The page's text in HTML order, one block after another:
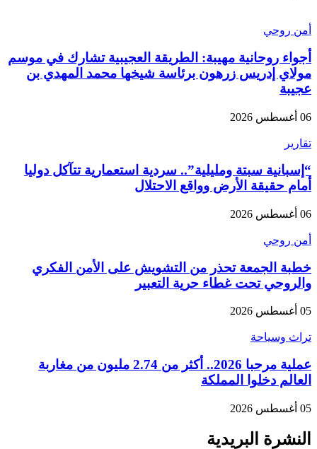
أمن روحي
أجواء روحانية مهيبة: الطريقة العجيبية تشارك في موسم
مولاي إدريس زرهون برئاسة شيخها محمد المهدي بن
عجيبة
06 أغسطس 2026
تقارير
“إسبانية سبتة ومليلية”.. سردية استعمارية تتآكل دوليا
أمام حقيقة الأرض وواقع الاحتلال
06 أغسطس 2026
أمن روحي
خطبة الجمعة تحذر من التشويش على الأمن الفكري
والروحي تحت غطاء حرية التعبير
05 أغسطس 2026
تراث وسياحة
عملية مرحبا 2026.. أكثر من 2.74 مليون من مغاربة
العالم دخلوا المملكة
05 أغسطس 2026
النشرة البريدية